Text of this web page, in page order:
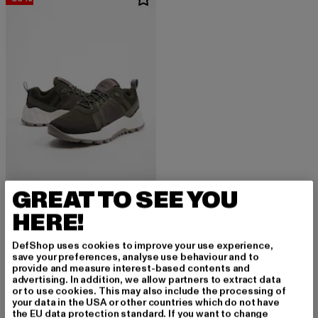
TIMBERLAND
Solar Wave LT Low
57,40 EUR
Derzeitiger Preis: 57,40 EUR
139,99 EURAktionspreis: 139,99 EUR
GREAT TO SEE YOU
HERE!
DefShop uses cookies to improve your use experience,
save your preferences, analyse use behaviour and to
provide and measure interest-based contents and
advertising. In addition, we allow partners to extract data
or to use cookies. This may also include the processing of
your data in the USA or other countries which do not have
the EU data protection standard. If you want to change